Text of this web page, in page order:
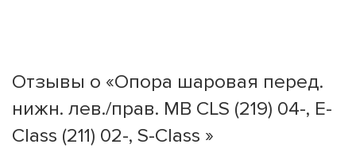
Отзывы о «Опора шаровая перед.
нижн. лев./прав. MB CLS (219) 04-, E-
Class (211) 02-, S-Class »